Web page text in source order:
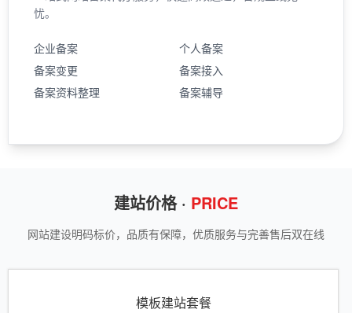
忧。
企业备案
个人备案
备案变更
备案接入
备案资料整理
备案辅导
建站价格 · PRICE
网站建设明码标价，品质有保障，优质服务与完善售后双在线
模板建站套餐